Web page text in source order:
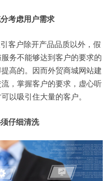
考虑用户需求
客户除开产品品质以外，假
务不能够达到客户的要求的
高的。因而外贸商城网站建
，掌握客户的要求，虚心听
以吸引住大量的客户。
仔细清洗